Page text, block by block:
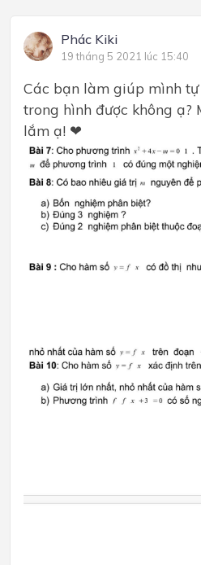
Phác Kiki
19 tháng 5 2021 lúc 15:40
Các bạn làm giúp mình
trong hình được không ạ?
lắm ạ! ❤